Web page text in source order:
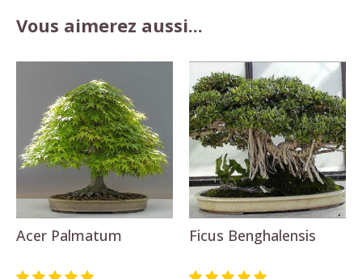
Vous aimerez aussi...
Acer Palmatum Ficus Benghalensis